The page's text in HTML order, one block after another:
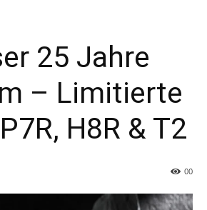
25 Jahre
– Limitierte
H8R & T2
0
0